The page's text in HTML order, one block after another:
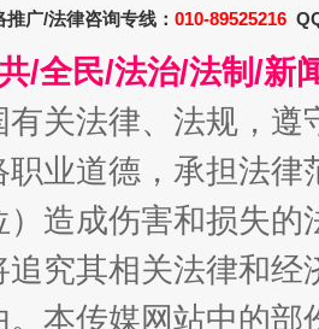
全局
今
广/法律咨询专线： 010-89525216
/全民/法治/法制/新
有关法律、法规，
职业道德，承担法
造成伤害和损失
追究其相关法律和
。本传媒网站中的